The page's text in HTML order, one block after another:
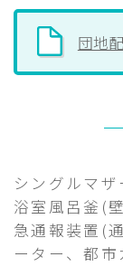
団地
シングルマザ
浴室風呂釜(
急通報装置(
ーター、都